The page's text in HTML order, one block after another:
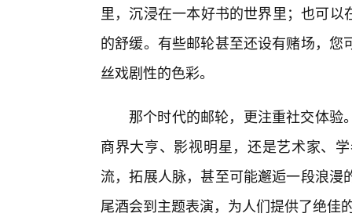
里，沉浸在一本好书的世界里；也可
的舒缓。有些邮轮甚至还设有赌场，
丝戏剧性的色彩。
那个时代的邮轮，更注重社交体
商界大亨、影视明星，还是艺术家、
流，拓展人脉，甚至可能邂逅一段浪
尾酒会到主题表演，为人们提供了绝佳